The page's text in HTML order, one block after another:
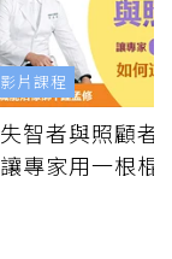
失智者與照顧者
讓專家用一根棍
影片課程